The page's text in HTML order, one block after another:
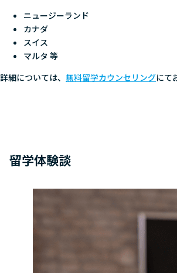
ニュージーランド
カナダ
スイス
マルタ 等
詳細については、 無料留学カウンセリングにて
留学体験談